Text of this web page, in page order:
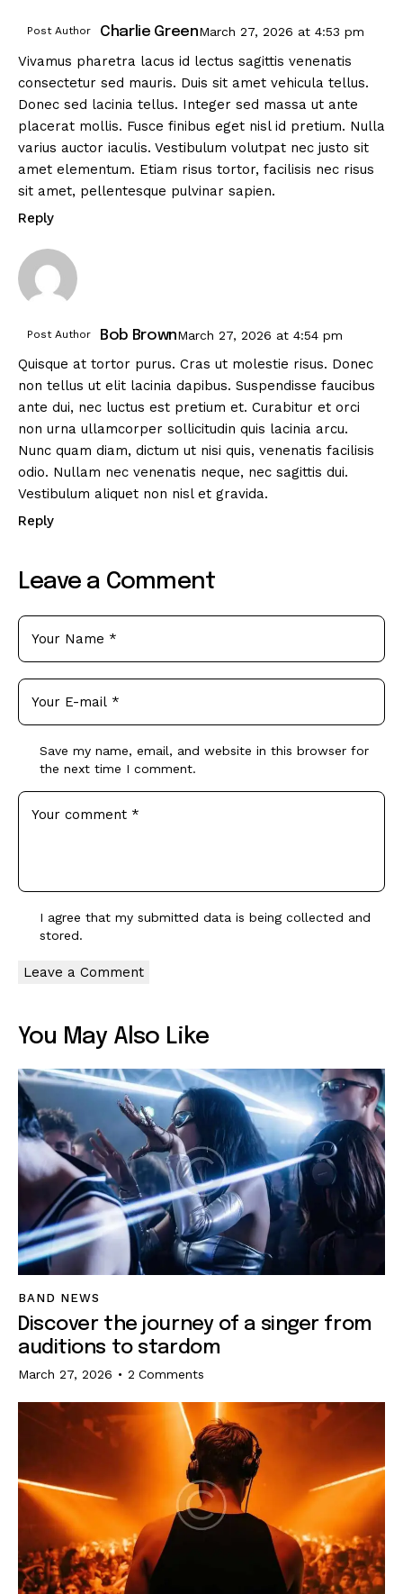
Post Author Charlie GreenMarch 27, 2026 at 4:53 pm
Vivamus pharetra lacus id lectus sagittis venenatis
consectetur sed mauris. Duis sit amet vehicula tellus.
Donec sed lacinia tellus. Integer sed massa ut ante
placerat mollis. Fusce finibus eget nisl id pretium. Nulla
varius auctor iaculis. Vestibulum volutpat nec justo sit
amet elementum. Etiam risus tortor, facilisis nec risus
sit amet, pellentesque pulvinar sapien.
Reply
Post Author Bob BrownMarch 27, 2026 at 4:54 pm
Quisque at tortor purus. Cras ut molestie risus. Donec
non tellus ut elit lacinia dapibus. Suspendisse faucibus
ante dui, nec luctus est pretium et. Curabitur et orci
non urna ullamcorper sollicitudin quis lacinia arcu.
Nunc quam diam, dictum ut nisi quis, venenatis facilisis
odio. Nullam nec venenatis neque, nec sagittis dui.
Vestibulum aliquet non nisl et gravida.
Reply
Leave a Comment
Save my name, email, and website in this browser for
the next time I comment.
I agree that my submitted data is being collected and
stored.
You May Also Like
BAND NEWS
Discover the journey of a singer from
auditions to stardom
March 27, 2026 2 Comments